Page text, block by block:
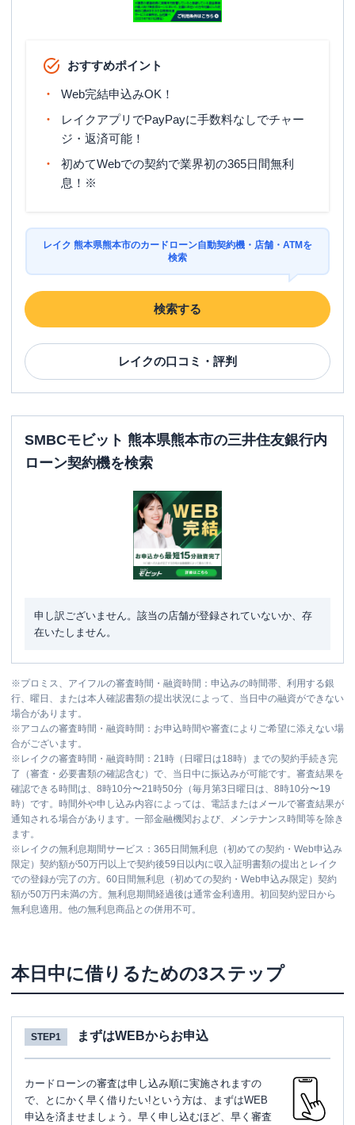
おすすめポイント
Web完結申込みOK！
レイクアプリでPayPayに手数料なしでチャー
ジ・返済可能！
初めてWebでの契約で業界初の365日間無利
息！※
レイク 熊本県熊本市のカードローン自動契約機・店舗・ATMを
検索
検索する
レイクの口コミ・評判
SMBCモビット 熊本県熊本市の三井住友銀行内
ローン契約機を検索
申し訳ございません。該当の店舗が登録されていないか、存
在いたしません。
※プロミス、アイフルの審査時間・融資時間：申込みの時間帯、利用する銀
行、曜日、または本人確認書類の提出状況によって、当日中の融資ができない
場合があります。
※アコムの審査時間・融資時間：お申込時間や審査によりご希望に添えない場
合がございます。
※ レイクの審査時間・融資時間：21時（日曜日は18時）までの契約手続き完
了（審査・必要書類の確認含む）で、当日中に振込みが可能です。審査結果を
確認できる時間は、8時10分〜21時50分（毎月第3日曜日は、8時10分〜19
時）です。時間外や申し込み内容によっては、電話またはメールで審査結果が
通知される場合があります。一部金融機関および、メンテナンス時間等を除き
ます。
※ レイクの無利息期間サービス：365日間無利息（初めての契約・Web申込み
限定）契約額が50万円以上で契約後59日以内に収入証明書類の提出とレイク
での登録が完了の方。60日間無利息（初めての契約・Web申込み限定）契約
額が50万円未満の方。無利息期間経過後は通常金利適用。初回契約翌日から
無利息適用。他の無利息商品との併用不可。
本日中に借りるための3ステップ
STEP1 まずはWEBからお申込
カードローンの審査は申し込み順に実施されますの
で、とにかく早く借りたい!という方は、まずはWEB
申込を済ませましょう。早く申し込むほど、早く審査